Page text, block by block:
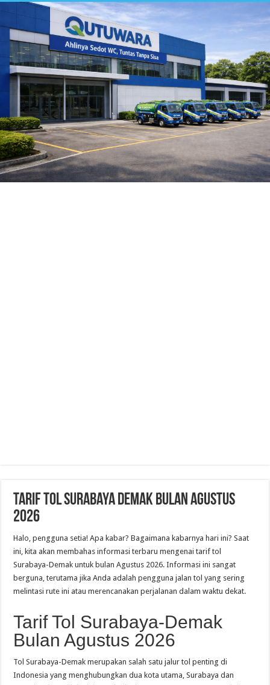
Tarif Tol Surabaya Demak Bulan Agustus
2026
Halo, pengguna setia! Apa kabar? Bagaimana kabarnya hari ini? Saat
ini, kita akan membahas informasi terbaru mengenai tarif tol
Surabaya-Demak untuk bulan Agustus 2026. Informasi ini sangat
berguna, terutama jika Anda adalah pengguna jalan tol yang sering
melintasi rute ini atau merencanakan perjalanan dalam waktu dekat.
Tarif Tol Surabaya-Demak
Bulan Agustus 2026
Tol Surabaya-Demak merupakan salah satu jalur tol penting di
Indonesia yang menghubungkan dua kota utama, Surabaya dan